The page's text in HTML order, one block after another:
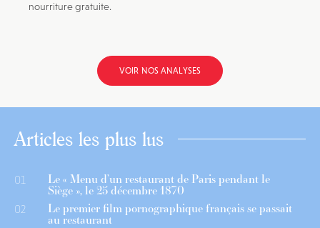
nourriture gratuite.
VOIR NOS ANALYSES
Articles les plus lus
01 Le « Menu d’un restaurant de Paris pendant le
Siège », le 25 décembre 1870
02 Le premier film pornographique français se passait
au restaurant